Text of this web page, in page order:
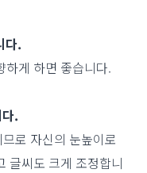
다.
하게 하면 좋습니다.
.
로 자신의 눈높이로
글씨도 크게 조정합니